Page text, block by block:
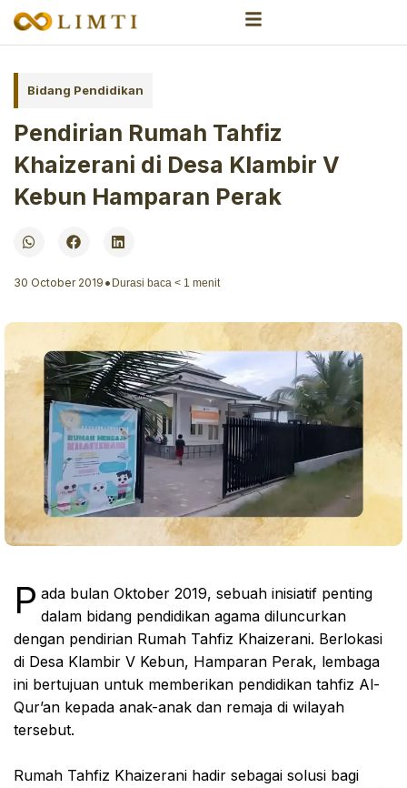
Bidang Pendidikan
Pendirian Rumah Tahfiz
Khaizerani di Desa Klambir V
Kebun Hamparan Perak
30 October 2019 • Durasi baca < 1 menit
P ada bulan Oktober 2019, sebuah inisiatif penting
dalam bidang pendidikan agama diluncurkan
dengan pendirian Rumah Tahfiz Khaizerani. Berlokasi
di Desa Klambir V Kebun, Hamparan Perak, lembaga
ini bertujuan untuk memberikan pendidikan tahfiz Al-
Qur’an kepada anak-anak dan remaja di wilayah
tersebut.
Rumah Tahfiz Khaizerani hadir sebagai solusi bagi